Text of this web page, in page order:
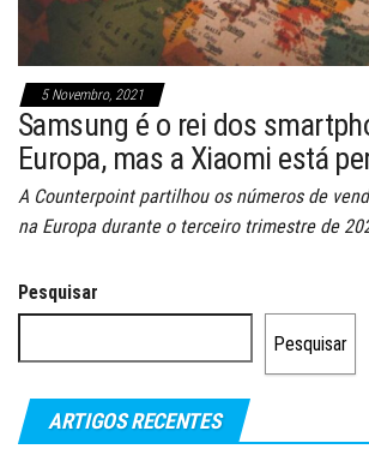
5 Novembro, 2021
Samsung é o rei dos
Europa, mas a Xiaomi está
A Counterpoint partilhou os números de
na Europa durante o terceiro trimestre de
Pesquisar
Pesquisar
ARTIGOS RECENTES